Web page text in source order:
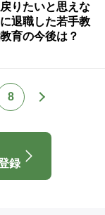
りたいと思えな
退職した若手教
育の今後は？
8
録